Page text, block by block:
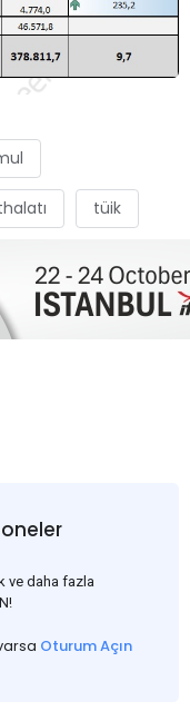
tüik
ve daha fazla
Oturum Açın